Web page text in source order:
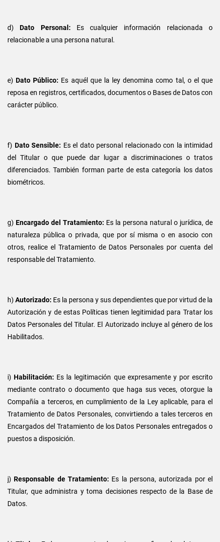
d)Dato Personal: Es cualquier información relacionada o
relacionable a una persona natural.
e)Dato Público: Es aquél que la ley denomina como tal, o el que
reposa en registros, certificados, documentos o Bases de Datos con
carácter público.
f) Dato Sensible: Es el dato personal relacionado con la intimidad
del Titular o que puede dar lugar a discriminaciones o tratos
diferenciados. También forman parte de esta categoría los datos
biométricos.
g) Encargado del Tratamiento: Es la persona natural o jurídica, de
naturaleza pública o privada, que por sí misma o en asocio con
otros, realice el Tratamiento de Datos Personales por cuenta del
responsable del Tratamiento.
h) Autorizado: Es la persona y sus dependientes que por virtud de la
Autorización y de estas Políticas tienen legitimidad para Tratar los
Datos Personales del Titular. El Autorizado incluye al género de los
Habilitados.
i)Habilitación: Es la legitimación que expresamente y por escrito
mediante contrato o documento que haga sus veces, otorgue la
Compañía a terceros, en cumplimiento de la Ley aplicable, para el
Tratamiento de Datos Personales, convirtiendo a tales terceros en
Encargados del Tratamiento de los Datos Personales entregados o
puestos a disposición.
j)Responsable de Tratamiento: Es la persona, autorizada por el
Titular, que administra y toma decisiones respecto de la Base de
Datos.